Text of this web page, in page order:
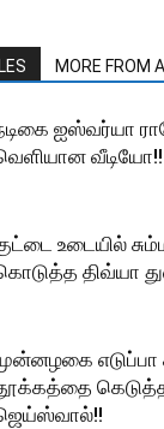
MORE FROM
ஐஸ்வர்யா
வீடியோ!!
உடையில்
திவ்யா
எடுப்பா
கெடுத்த